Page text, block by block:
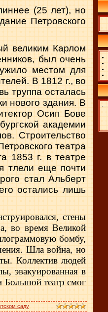
(25 лет), но
Петровского
великим Карлом
был очень
местом для
В 1812 г., во
труппа осталась
нового здания. В
Осип Бове
академии
Строительство
театра
1853 г. в театре
тлели еще почти
стал Альберт
остались лишь
стены
во время Великой
бомбу,
Шла война, но
Коллектив людей
эвакуированная в
театр смог
саду